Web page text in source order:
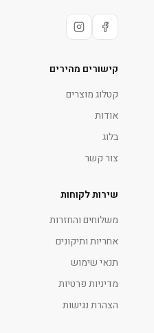
קישורים מהירים
קטלוג מוצרים
אודות
בלוג
צור קשר
שירות לקוחות
משלוחים והחזרות
אחריות ותיקונים
תנאי שימוש
מדיניות פרטיות
הצהרת נגישות